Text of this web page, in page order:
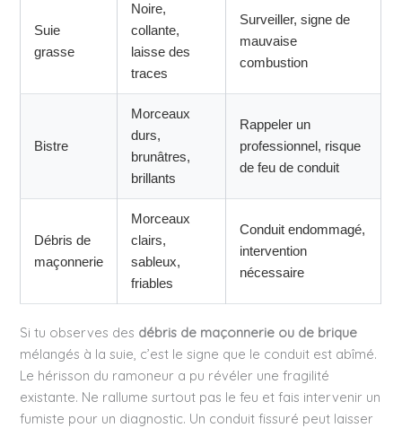
Suie
grasse
Noire,
collante,
laisse des
traces
Surveiller, signe de
mauvaise
combustion
Bistre
Morceaux
durs,
brunâtres,
brillants
Rappeler un
professionnel, risque
de feu de conduit
Débris de
maçonnerie
Morceaux
clairs,
sableux,
friables
Conduit endommagé,
intervention
nécessaire
Si tu observes des débris de maçonnerie ou de brique
mélangés à la suie, c’est le signe que le conduit est abîmé.
Le hérisson du ramoneur a pu révéler une fragilité
existante. Ne rallume surtout pas le feu et fais intervenir un
fumiste pour un diagnostic. Un conduit fissuré peut laisser